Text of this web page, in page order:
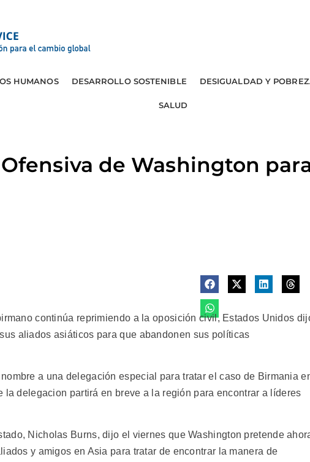
HUMANOS DESARROLLO SOSTENIBLE DESIGUALDAD Y
SALUD
de Washington
continúa reprimiendo a la oposición civil, Estados Unidos
aliados asiáticos para que abandonen sus políticas
a una delegación especial para tratar el caso de Birmania
la delegacion partirá en breve a la región para encontrar a líderes
Nicholas Burns, dijo el viernes que Washington pretende
y amigos en Asia para tratar de encontrar la manera de